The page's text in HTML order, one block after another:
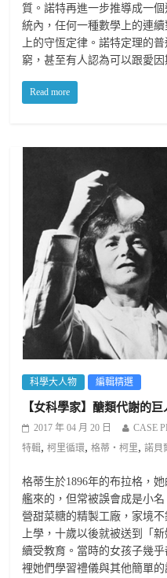
質。諾特再進一步推導成一
統內，任何一種數學上的連
上的守恆定律。諾特定理的
窮，甚至有人認為可以跟愛
Read more
科學大人物 編輯精選
【女科學家】醣類代謝的
2017 年 04 月 20 日 CASE
特輯,柯里循環,格蒂‧柯里,諾貝
格蒂生於1896年的布拉格，
艦來的，但常被誤會成是小
營甜菜糖的精製工廠，家境
上學，十歲以後就被送到「
續受教育。當時的女孩子幾
裡她們學習禮儀與其他簡單